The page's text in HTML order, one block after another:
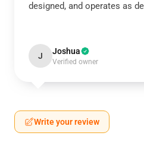
designed, and operates as
J Joshua
Verified owner
Write your review